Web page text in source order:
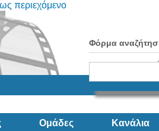
περιεχόμενο
Φόρμα
Ομάδες Κανάλια